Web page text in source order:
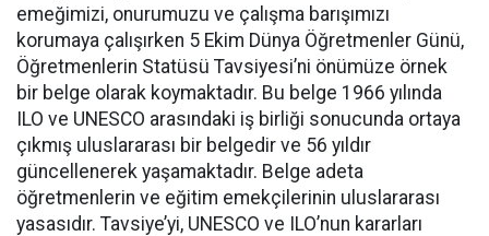
emeğimizi, onurumuzu ve çalışma barışımızı
korumaya çalışırken 5 Ekim Dünya Öğretmenler Günü,
Öğretmenlerin Statüsü Tavsiyesi’ni önümüze örnek
bir belge olarak koymaktadır. Bu belge 1966 yılında
ILO ve UNESCO arasındaki iş birliği sonucunda ortaya
çıkmış uluslararası bir belgedir ve 56 yıldır
güncellenerek yaşamaktadır. Belge adeta
öğretmenlerin ve eğitim emekçilerinin uluslararası
yasasıdır. Tavsiye’yi, UNESCO ve ILO’nun kararları